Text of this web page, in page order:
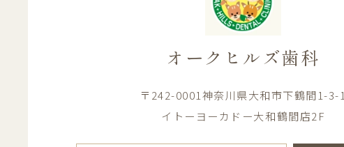
オークヒルズ歯科
〒242-0001神奈川県大和市下鶴間1-3-1
イトーヨーカドー大和鶴間店2F